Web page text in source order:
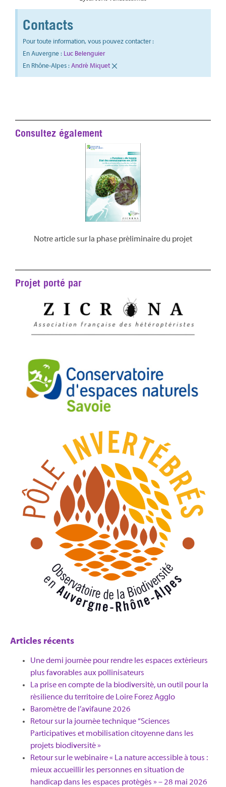
Contacts
Pour toute information, vous pouvez contacter :
En Auvergne : Luc Belenguier
En Rhône-Alpes : André Miquet ×
Consultez également
Notre article sur la phase préliminaire du projet
Projet porté par
Articles récents
Une demi journée pour rendre les espaces extérieurs
plus favorables aux pollinisateurs
La prise en compte de la biodiversité, un outil pour la
résilience du territoire de Loire Forez Agglo​
Baromètre de l’avifaune 2026
Retour sur la journée technique “Sciences
Participatives et mobilisation citoyenne dans les
projets biodiversité »
Retour sur le webinaire « La nature accessible à tous :
mieux accueillir les personnes en situation de
handicap dans les espaces protégés » – 28 mai 2026